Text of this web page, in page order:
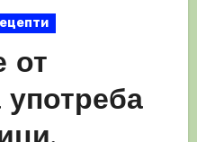
от
употреба